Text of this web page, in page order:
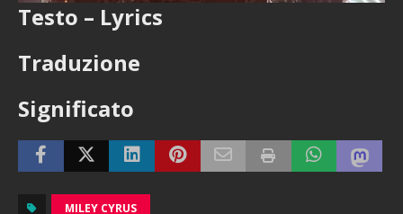
Testo – Lyrics
Traduzione
Significato
MILEY CYRUS